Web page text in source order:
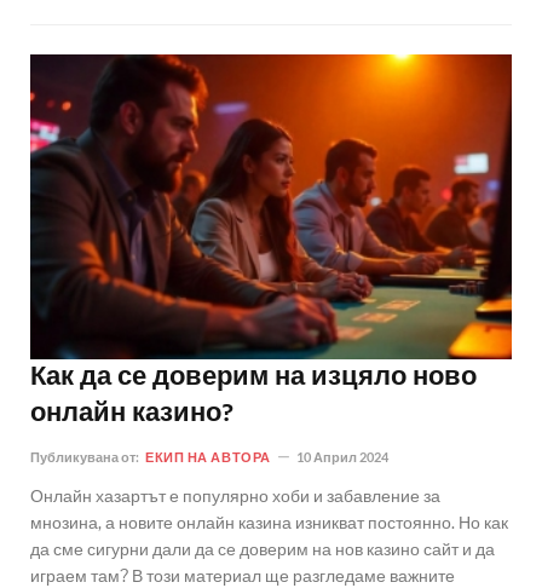
Как да се доверим на изцяло ново
онлайн казино?
Публикувана от: ЕКИП НА АВТОРА 10 Април 2024
Онлайн хазартът е популярно хоби и забавление за
мнозина, а новите онлайн казина изникват постоянно. Но как
да сме сигурни дали да се доверим на нов казино сайт и да
играем там? В този материал ще разгледаме важните